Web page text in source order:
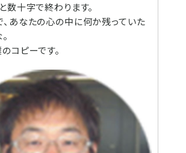
数十字で終わります。
、あなたの心の中に何か残っていた
コピーです。